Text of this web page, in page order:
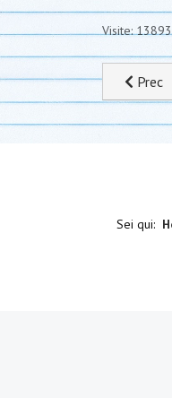
Visite:
Prec
Sei qui: